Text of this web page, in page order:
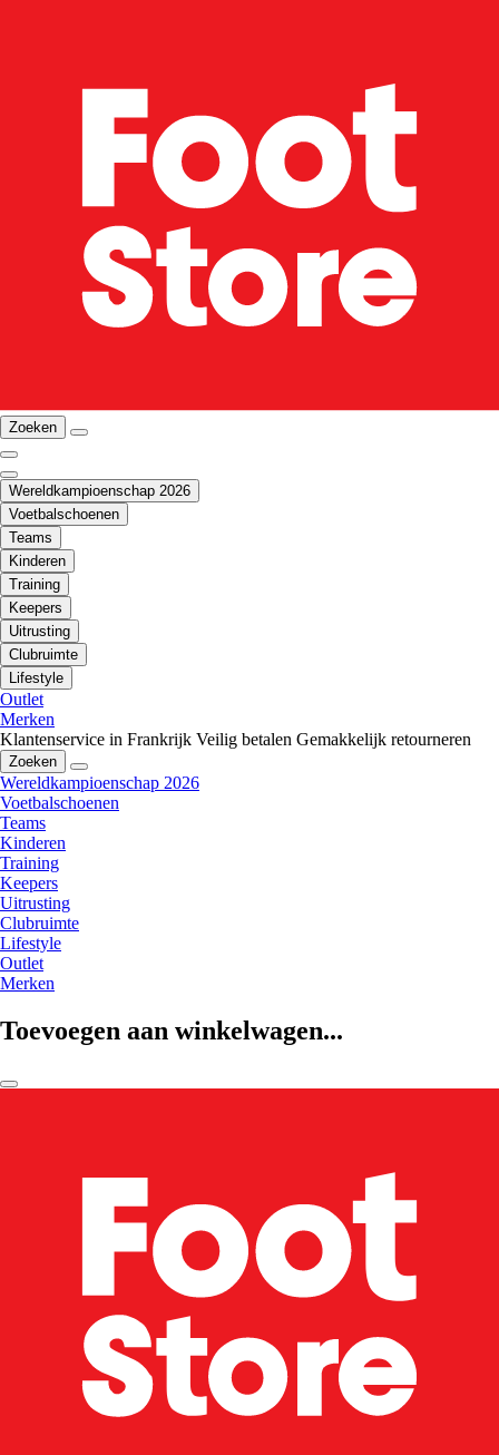
Zoeken
Wereldkampioenschap 2026
Voetbalschoenen
Teams
Kinderen
Training
Keepers
Uitrusting
Clubruimte
Lifestyle
Outlet
Merken
Klantenservice in Frankrijk Veilig betalen Gemakkelijk retourneren
Zoeken
Wereldkampioenschap 2026
Voetbalschoenen
Teams
Kinderen
Training
Keepers
Uitrusting
Clubruimte
Lifestyle
Outlet
Merken
Toevoegen aan winkelwagen...